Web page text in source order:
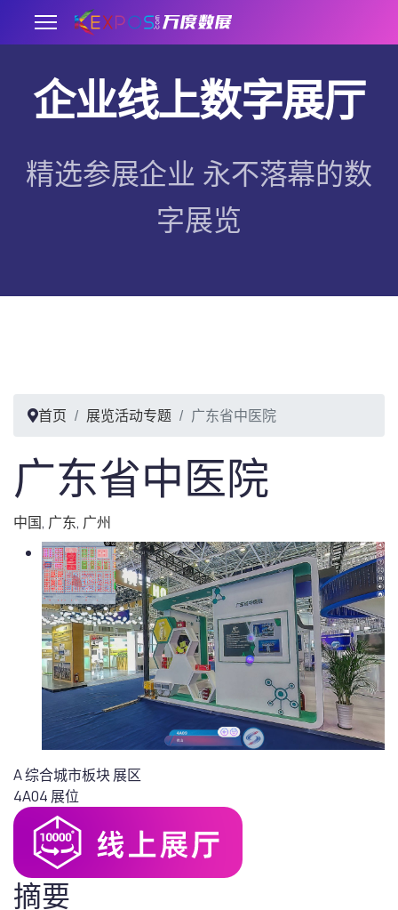
企业线上数字展厅
精选参展企业 永不落幕的数
字展览
首页 展览活动专题 广东省中医院
广东省中医院
中国, 广东, 广州
A 综合城市板块展区
4A04 展位
摘要